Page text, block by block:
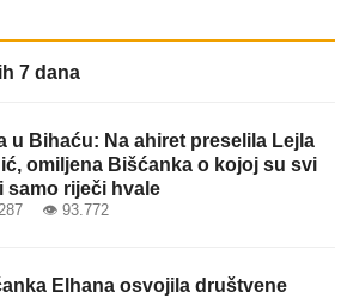
7 dana
u Bihaću: Na ahiret preselila Lejla
omiljena Bišćanka o kojoj su svi
samo riječi hvale
👁 93.772
Elhana osvojila društvene